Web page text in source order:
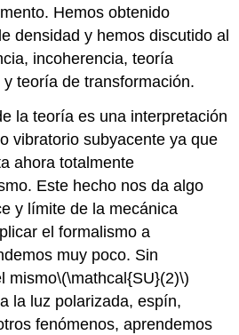
Hemos obtenido
densidad y hemos discutido al
incoherencia, teoría
teoría de transformación.
la teoría es una interpretación
vibratorio subyacente ya que
ahora totalmente
Este hecho nos da algo
y límite de la mecánica
el formalismo a
muy poco. Sin
mismo\(\mathcal{SU}(2)\)
la luz polarizada, espín,
fenómenos, aprendemos